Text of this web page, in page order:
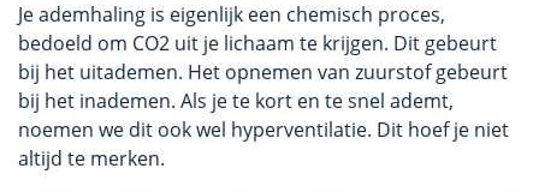
Je ademhaling is eigenlijk een chemisch proces,
bedoeld om CO2 uit je lichaam te krijgen. Dit gebeurt
bij het uitademen. Het opnemen van zuurstof gebeurt
bij het inademen. Als je te kort en te snel ademt,
noemen we dit ook wel hyperventilatie. Dit hoef je niet
altijd te merken.